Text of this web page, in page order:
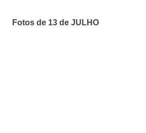
Fotos de 13 de JULHO